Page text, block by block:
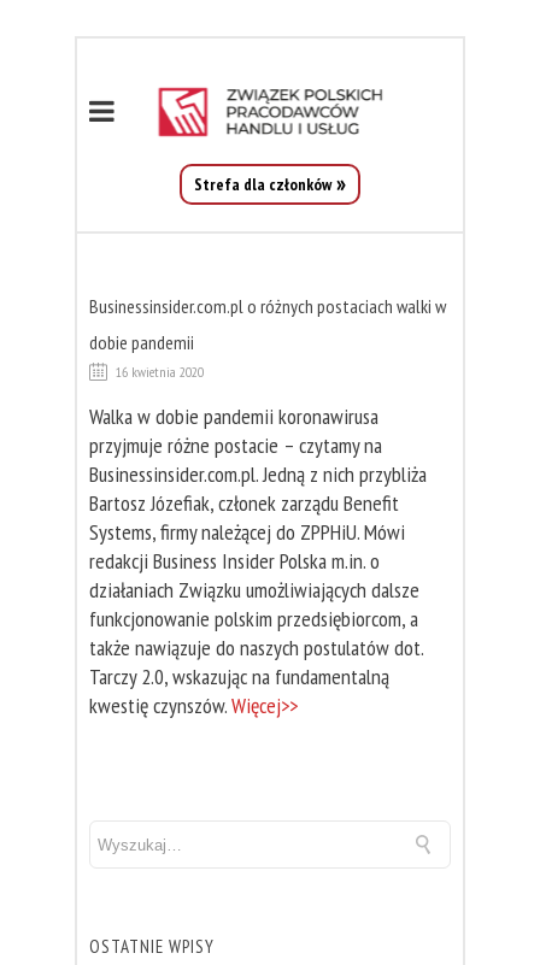
Strefa dla członków
Businessinsider.com.pl o różnych postaciach walki w
dobie pandemii
16 kwietnia 2020
Walka w dobie pandemii koronawirusa
przyjmuje różne postacie – czytamy na
Businessinsider.com.pl. Jedną z nich przybliża
Bartosz Józefiak, członek zarządu Benefit
Systems, firmy należącej do ZPPHiU. Mówi
redakcji Business Insider Polska m.in. o
działaniach Związku umożliwiających dalsze
funkcjonowanie polskim przedsiębiorcom, a
także nawiązuje do naszych postulatów dot.
Tarczy 2.0, wskazując na fundamentalną
kwestię czynszów.Więcej>>
OSTATNIE WPISY